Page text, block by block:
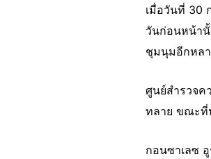
เมื่อวันที่ 30
วันก่อนหน้านั้
ชุมนุมอีกหล
ศูนย์สำรวจค
ทลาย ขณะที่
กอนซาเลซ